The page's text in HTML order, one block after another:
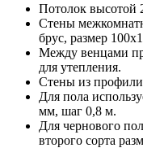
Потолок высотой
Стены
брус, размер
Между венцами
для утепления.
Стены из
Для пола
мм, шаг 0,8 м.
Для чернового
второго сорта